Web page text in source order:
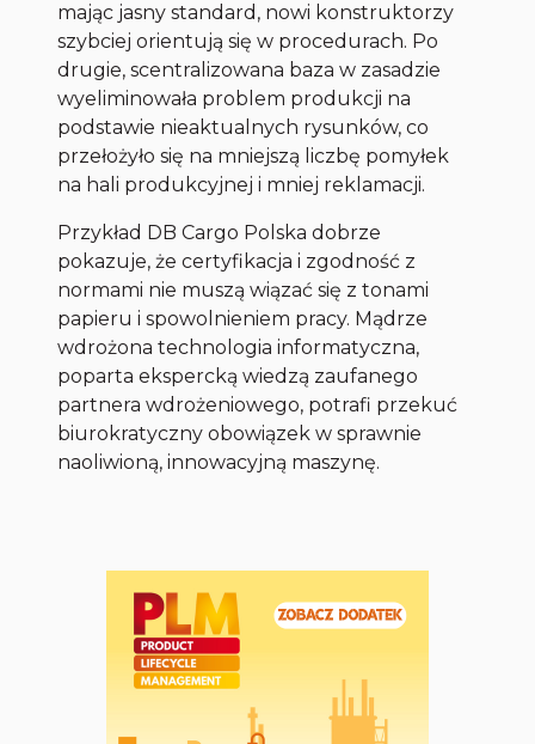
mając jasny standard, nowi konstruktorzy
szybciej orientują się w procedurach. Po
drugie, scentralizowana baza w zasadzie
wyeliminowała problem produkcji na
podstawie nieaktualnych rysunków, co
przełożyło się na mniejszą liczbę pomyłek
na hali produkcyjnej i mniej reklamacji.
Przykład DB Cargo Polska dobrze
pokazuje, że certyfikacja i zgodność z
normami nie muszą wiązać się z tonami
papieru i spowolnieniem pracy. Mądrze
wdrożona technologia informatyczna,
poparta ekspercką wiedzą zaufanego
partnera wdrożeniowego, potrafi przekuć
biurokratyczny obowiązek w sprawnie
naoliwioną, innowacyjną maszynę.